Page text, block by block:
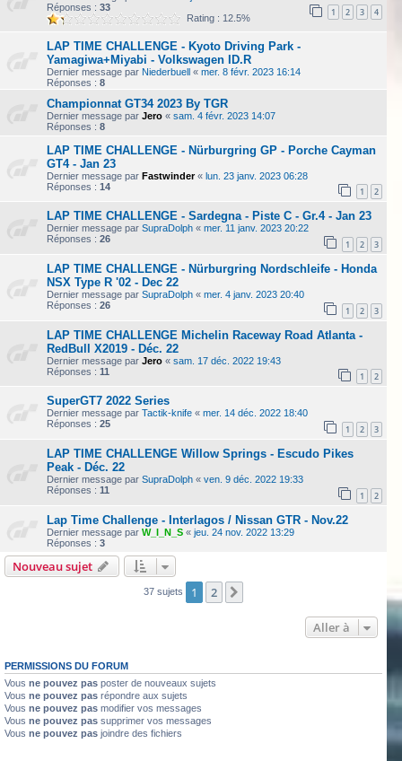
Réponses : 33 1 2 3 4
Rating : 12.5%
LAP TIME CHALLENGE - Kyoto Driving Park -
Yamagiwa+Miyabi - Volkswagen ID.R
Dernier message par Niederbuell « mer. 8 févr. 2023 16:14
Réponses : 8
Championnat GT34 2023 By TGR
Dernier message par Jero « sam. 4 févr. 2023 14:07
Réponses : 8
LAP TIME CHALLENGE - Nürburgring GP - Porche Cayman
GT4 - Jan 23
Dernier message par Fastwinder« lun. 23 janv. 2023 06:28
Réponses : 14 1 2
LAP TIME CHALLENGE - Sardegna - Piste C - Gr.4 - Jan 23
Dernier message par SupraDolph « mer. 11 janv. 2023 20:22
Réponses : 26 1 2 3
LAP TIME CHALLENGE - Nürburgring Nordschleife - Honda
NSX Type R '02 - Dec 22
Dernier message par SupraDolph « mer. 4 janv. 2023 20:40
Réponses : 26 1 2 3
LAP TIME CHALLENGE Michelin Raceway Road Atlanta -
RedBull X2019 - Déc. 22
Dernier message par Jero « sam. 17 déc. 2022 19:43
Réponses : 11 1 2
SuperGT7 2022 Series
Dernier message par Tactik-knife « mer. 14 déc. 2022 18:40
Réponses : 25 1 2 3
LAP TIME CHALLENGE Willow Springs - Escudo Pikes
Peak - Déc. 22
Dernier message par SupraDolph « ven. 9 déc. 2022 19:33
Réponses : 11 1 2
Lap Time Challenge - Interlagos / Nissan GTR - Nov.22
Dernier message par W_I_N_S « jeu. 24 nov. 2022 13:29
Réponses : 3
Nouveau sujet
37 sujets 1 2
Aller à
PERMISSIONS DU FORUM
Vous ne pouvez pas poster de nouveaux sujets
Vous ne pouvez pas répondre aux sujets
Vous ne pouvez pas modifier vos messages
Vous ne pouvez pas supprimer vos messages
Vous ne pouvez pas joindre des fichiers